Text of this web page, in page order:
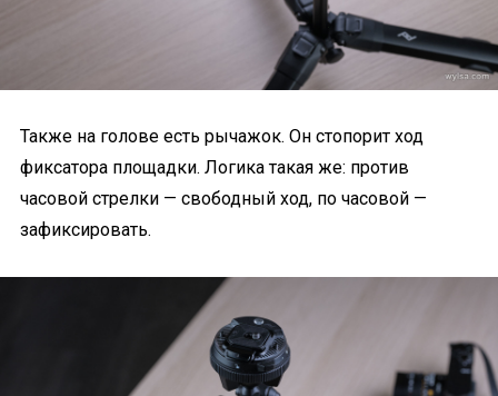
Также на голове есть рычажок. Он стопорит ход
фиксатора площадки. Логика такая же: против
часовой стрелки — свободный ход, по часовой —
зафиксировать.